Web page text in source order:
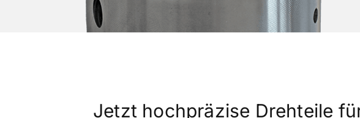
Jetzt hochpräzise Drehteile